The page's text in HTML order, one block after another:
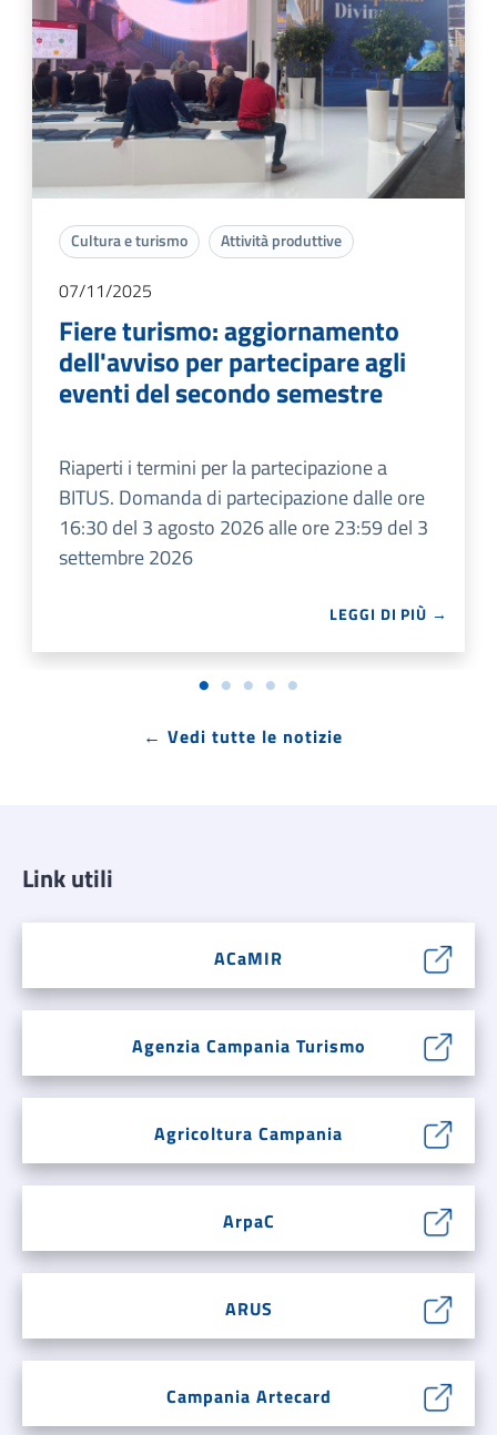
Cultura e turismo Attività produttive
07/11/2025
Fiere turismo: aggiornamento
dell'avviso per partecipare agli
eventi del secondo semestre
Riaperti i termini per la partecipazione a
BITUS. Domanda di partecipazione dalle ore
16:30 del 3 agosto 2026 alle ore 23:59 del 3
settembre 2026
LEGGI DI PIÙ →
← Vedi tutte le notizie
Link utili
ACaMIR
Agenzia Campania Turismo
Agricoltura Campania
ArpaC
ARUS
Campania Artecard